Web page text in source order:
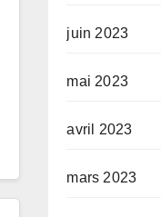
juin 2023
mai 2023
avril 2023
mars 2023